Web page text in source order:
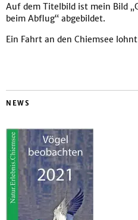
Auf dem Titelbild ist mein Bild
beim Abflug“ abgebildet.
Ein Fahrt an den Chiemsee
NEWS